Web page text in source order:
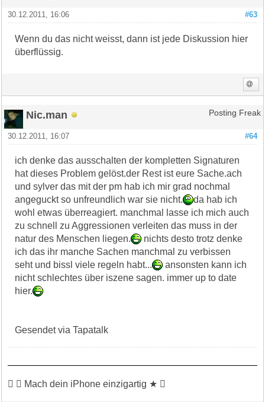
#63
30.12.2011, 16:06
Wenn du das nicht weisst, dann ist jede Diskussion hier
überflüssig.
Nic.man Posting Freak
#64
30.12.2011, 16:07
ich denke das ausschalten der kompletten Signaturen
hat dieses Problem gelöst.der Rest ist eure Sache.ach
und sylver das mit der pm hab ich mir grad nochmal
angeguckt so unfreundlich war sie nicht.
da hab ich
wohl etwas überreagiert. manchmal lasse ich mich auch
zu schnell zu Aggressionen verleiten das muss in der
natur des Menschen liegen.
nichts desto trotz denke
ich das ihr manche Sachen manchmal zu verbissen
seht und bissl viele regeln habt...
ansonsten kann ich
nicht schlechtes über iszene sagen. immer up to date
hier.
Gesendet via Tapatalk
 ★ Mach dein iPhone einzigartig ★ 